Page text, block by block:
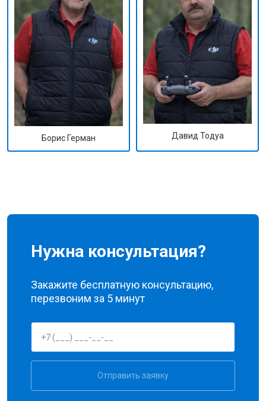
Борис Герман Давид Тодуа
Нужна консультация?
Закажите бесплатную консультацию,
перезвоним за 5 минут
Отправить заявку